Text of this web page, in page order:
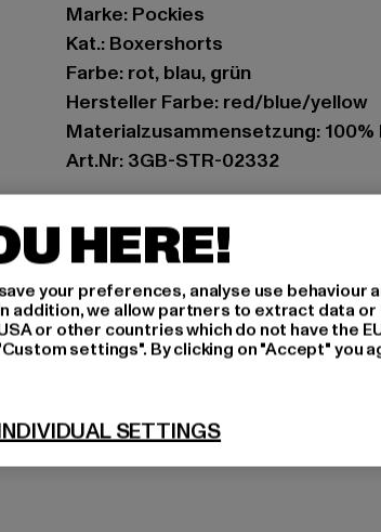
Marke: Pockies
Kat.: Boxershorts
Farbe: rot, blau, grün
Hersteller Farbe: red/blue/yellow
Materialzusammensetzung:
Art.Nr: 3GB-STR-02332
Van Boetzelaerstraat 49 | 1051
GRÖSSE & PASSFORM
PFLEGEHINWEISE
LIEFERUNG & RÜCKGABE
HERE!
your preferences, analyse use behaviour
we allow partners to extract data or
or other countries which do not have the
settings". By clicking on "Accept" you
SETTINGS